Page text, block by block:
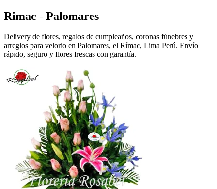
Rimac - Palomares
Delivery de flores, regalos de cumpleaños, coronas fúnebres y
arreglos para velorio en Palomares, el Rímac, Lima Perú. Envío
rápido, seguro y flores frescas con garantía.